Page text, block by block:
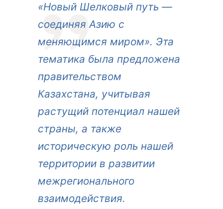
«Новый Шелковый путь —
соединяя Азию с
меняющимся миром». Эта
тематика была предложена
правительством
Казахстана, учитывая
растущий потенциал нашей
страны, а также
историческую роль нашей
территории в развитии
межрегионального
взаимодействия.